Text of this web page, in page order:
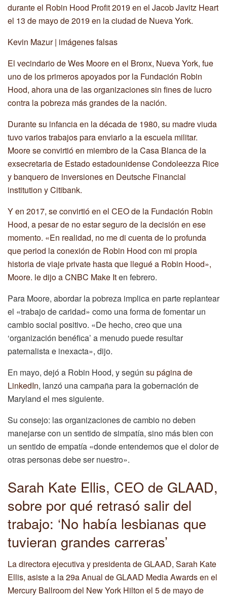
durante el Robin Hood Profit 2019 en el Jacob Javitz Heart
el 13 de mayo de 2019 en la ciudad de Nueva York.
Kevin Mazur | imágenes falsas
El vecindario de Wes Moore en el Bronx, Nueva York, fue
uno de los primeros apoyados por la Fundación Robin
Hood, ahora una de las organizaciones sin fines de lucro
contra la pobreza más grandes de la nación.
Durante su infancia en la década de 1980, su madre viuda
tuvo varios trabajos para enviarlo a la escuela militar.
Moore se convirtió en miembro de la Casa Blanca de la
exsecretaria de Estado estadounidense Condoleezza Rice
y banquero de inversiones en Deutsche Financial
institution y Citibank.
Y en 2017, se convirtió en el CEO de la Fundación Robin
Hood, a pesar de no estar seguro de la decisión en ese
momento. «En realidad, no me di cuenta de lo profunda
que period la conexión de Robin Hood con mi propia
historia de viaje private hasta que llegué a Robin Hood»,
Moore. le dijo a CNBC Make Iten febrero.
Para Moore, abordar la pobreza implica en parte replantear
el «trabajo de caridad» como una forma de fomentar un
cambio social positivo. «De hecho, creo que una
‘organización benéfica’ a menudo puede resultar
paternalista e inexacta», dijo.
En mayo, dejó a Robin Hood, y según su página de
LinkedIn, lanzó una campaña para la gobernación de
Maryland el mes siguiente.
Su consejo: las organizaciones de cambio no deben
manejarse con un sentido de simpatía, sino más bien con
un sentido de empatía «donde entendemos que el dolor de
otras personas debe ser nuestro».
Sarah Kate Ellis, CEO de GLAAD,
sobre por qué retrasó salir del
trabajo: ‘No había lesbianas que
tuvieran grandes carreras’
La directora ejecutiva y presidenta de GLAAD, Sarah Kate
Ellis, asiste a la 29a Anual de GLAAD Media Awards en el
Mercury Ballroom del New York Hilton el 5 de mayo de